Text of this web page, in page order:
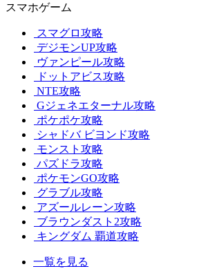
スマホゲーム
スマグロ攻略
デジモンUP攻略
ヴァンピール攻略
ドットアビス攻略
NTE攻略
Gジェネエターナル攻略
ポケポケ攻略
シャドバ ビヨンド攻略
モンスト攻略
パズドラ攻略
ポケモンGO攻略
グラブル攻略
アズールレーン攻略
ブラウンダスト2攻略
キングダム 覇道攻略
一覧を見る